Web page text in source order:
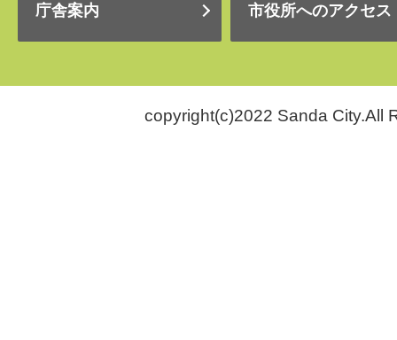
庁舎案内 市役所へのアクセス
copyright(c)2022 Sanda City.All